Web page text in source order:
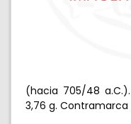
(hacia 705/48
3,76 g. Contramarca